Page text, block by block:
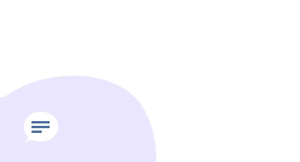
们能最好地跟踪。